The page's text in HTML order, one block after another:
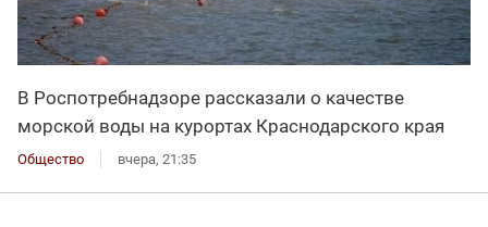
В Роспотребнадзоре рассказали о качестве
морской воды на курортах Краснодарского края
Общество вчера, 21:35